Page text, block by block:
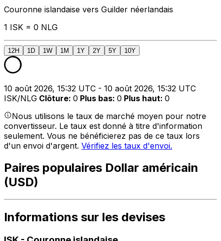
Couronne islandaise vers Guilder néerlandais
1 ISK = 0 NLG
12H 1D 1W 1M 1Y 2Y 5Y 10Y
10 août 2026, 15:32 UTC - 10 août 2026, 15:32 UTC
ISK/NLG Clôture: 0 Plus bas: 0 Plus haut: 0
Nous utilisons le taux de marché moyen pour notre
convertisseur. Le taux est donné à titre d'information
seulement. Vous ne bénéficierez pas de ce taux lors
d'un envoi d'argent. Vérifiez les taux d'envoi.
Paires populaires Dollar américain
(USD)
Informations sur les devises